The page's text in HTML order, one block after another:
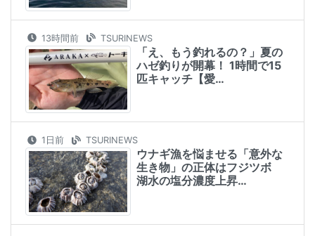
13時間前 TSURINEWS
「え、もう釣れるの？」夏の
ハゼ釣りが開幕！ 1時間で15
匹キャッチ【愛…
1日前 TSURINEWS
ウナギ漁を悩ませる「意外な
生き物」の正体はフジツボ
湖水の塩分濃度上昇…